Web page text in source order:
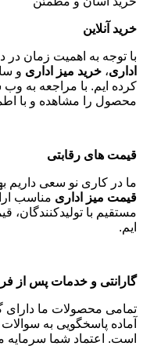
خرید آنلاین
با توجه به اهمیت زمان در
اداری، خرید میز اداری و
کرده ایم. با مراجعه به
محصول را مشاهده و با
قیمت های رقابتی
ما در کاری نو سعی داریم
قیمت میز اداری مناسب
مستقیم با تولیدکنندگان،
ایم.
گارانتی و خدمات پس از
تمامی محصولات ما دارای
آماده پاسخگویی به
است. اعتماد شما